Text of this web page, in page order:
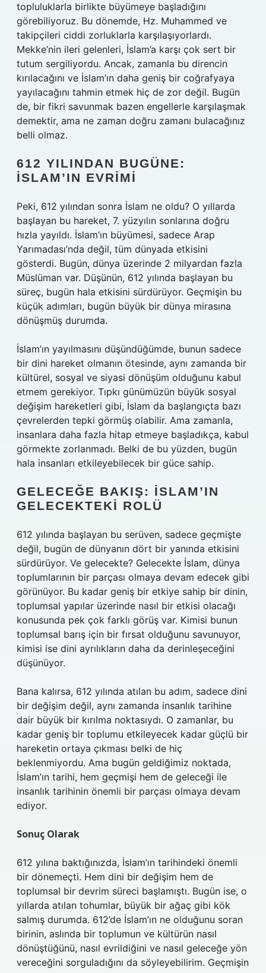
topluluklarla birlikte büyümeye başladığını
görebiliyoruz. Bu dönemde, Hz. Muhammed ve
takipçileri ciddi zorluklarla karşılaşıyorlardı.
Mekke’nin ileri gelenleri, İslam’a karşı çok sert bir
tutum sergiliyordu. Ancak, zamanla bu direncin
kırılacağını ve İslam’ın daha geniş bir coğrafyaya
yayılacağını tahmin etmek hiç de zor değil. Bugün
de, bir fikri savunmak bazen engellerle karşılaşmak
demektir, ama ne zaman doğru zamanı bulacağınız
belli olmaz.
612 YILINDAN BUGÜNE:
İSLAM’IN EVRIMI
Peki, 612 yılından sonra İslam ne oldu? O yıllarda
başlayan bu hareket, 7. yüzyılın sonlarına doğru
hızla yayıldı. İslam’ın büyümesi, sadece Arap
Yarımadası’nda değil, tüm dünyada etkisini
gösterdi. Bugün, dünya üzerinde 2 milyardan fazla
Müslüman var. Düşünün, 612 yılında başlayan bu
süreç, bugün hala etkisini sürdürüyor. Geçmişin bu
küçük adımları, bugün büyük bir dünya mirasına
dönüşmüş durumda.
İslam’ın yayılmasını düşündüğümde, bunun sadece
bir dini hareket olmanın ötesinde, aynı zamanda bir
kültürel, sosyal ve siyasi dönüşüm olduğunu kabul
etmem gerekiyor. Tıpkı günümüzün büyük sosyal
değişim hareketleri gibi, İslam da başlangıçta bazı
çevrelerden tepki görmüş olabilir. Ama zamanla,
insanlara daha fazla hitap etmeye başladıkça, kabul
görmekte zorlanmadı. Belki de bu yüzden, bugün
hala insanları etkileyebilecek bir güce sahip.
GELECEĞE BAKIŞ: İSLAM’IN
GELECEKTEKI ROLÜ
612 yılında başlayan bu serüven, sadece geçmişte
değil, bugün de dünyanın dört bir yanında etkisini
sürdürüyor. Ve gelecekte? Gelecekte İslam, dünya
toplumlarının bir parçası olmaya devam edecek gibi
görünüyor. Bu kadar geniş bir etkiye sahip bir dinin,
toplumsal yapılar üzerinde nasıl bir etkisi olacağı
konusunda pek çok farklı görüş var. Kimisi bunun
toplumsal barış için bir fırsat olduğunu savunuyor,
kimisi ise dini ayrılıkların daha da derinleşeceğini
düşünüyor.
Bana kalırsa, 612 yılında atılan bu adım, sadece dini
bir değişim değil, aynı zamanda insanlık tarihine
dair büyük bir kırılma noktasıydı. O zamanlar, bu
kadar geniş bir toplumu etkileyecek kadar güçlü bir
hareketin ortaya çıkması belki de hiç
beklenmiyordu. Ama bugün geldiğimiz noktada,
İslam’ın tarihi, hem geçmişi hem de geleceği ile
insanlık tarihinin önemli bir parçası olmaya devam
ediyor.
Sonuç Olarak
612 yılına baktığınızda, İslam’ın tarihindeki önemli
bir dönemeçti. Hem dini bir değişim hem de
toplumsal bir devrim süreci başlamıştı. Bugün ise, o
yıllarda atılan tohumlar, büyük bir ağaç gibi kök
salmış durumda. 612’de İslam’ın ne olduğunu soran
birinin, aslında bir toplumun ve kültürün nasıl
dönüştüğünü, nasıl evrildiğini ve nasıl geleceğe yön
vereceğini sorguladığını da söyleyebilirim. Geçmişin